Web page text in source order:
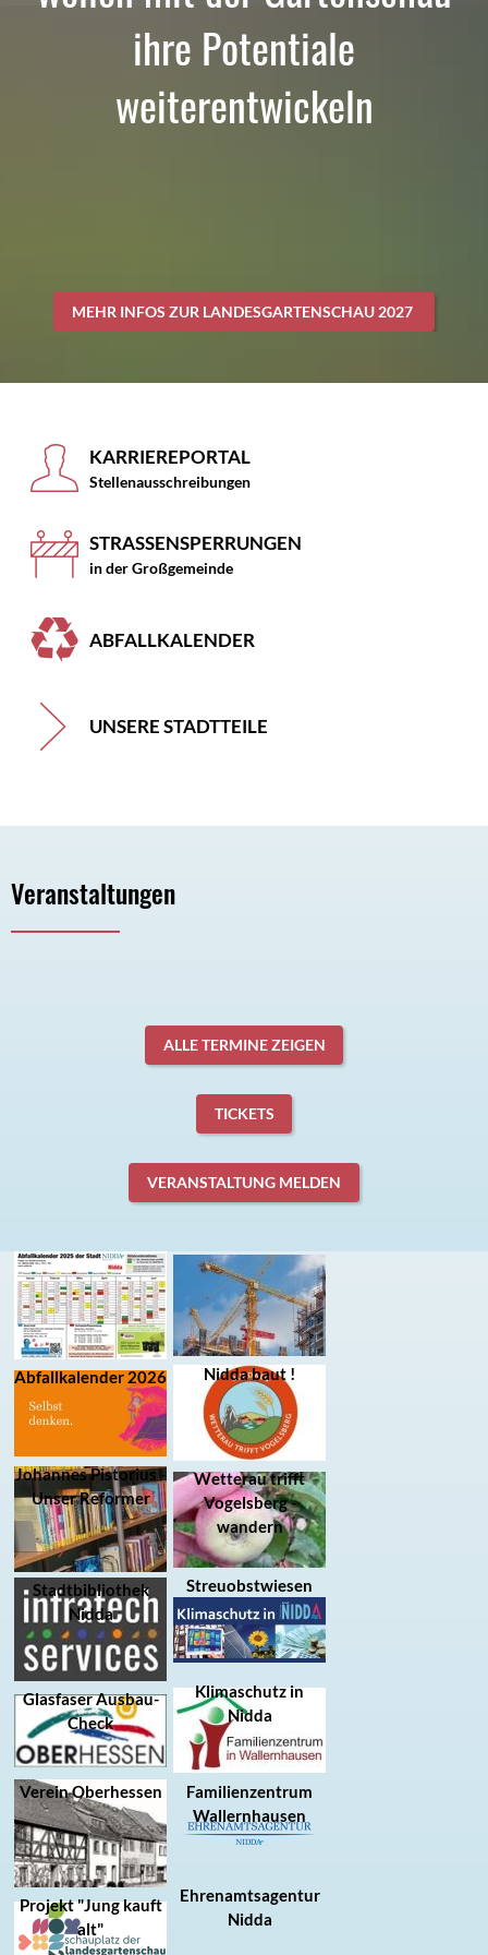
ihre Potentiale
weiterentwickeln
MEHR INFOS ZUR LANDESGARTENSCHAU 2027
KARRIEREPORTAL
Stellenausschreibungen
STRASSENSPERRUNGEN
in der Großgemeinde
ABFALLKALENDER
UNSERE STADTTEILE
Veranstaltungen
ALLE TERMINE ZEIGEN
TICKETS
VERANSTALTUNG MELDEN
Abfallkalender 2026 Nidda baut !
Johannes Pistorius -
Unser Reformer
Wetterau trifft
Vogelsberg -
wandern
Stadtbibliothek
Nidda
Streuobstwiesen
Glasfaser Ausbau-
Check
Klimaschutz in
Nidda
Verein Oberhessen
Familienzentrum
Wallernhausen
Projekt "Jung kauft
alt"
Ehrenamtsagentur
Nidda